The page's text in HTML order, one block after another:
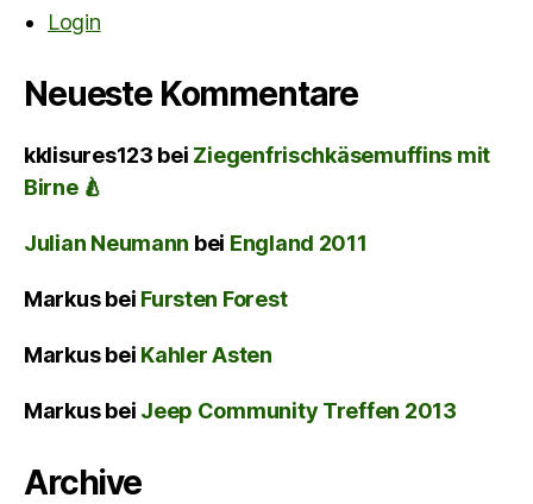
Login
Neueste Kommentare
kklisures123 bei Ziegenfrischkäsemuffins mit
Birne 🍐
Julian Neumann bei England 2011
Markusbei Fursten Forest
Markusbei Kahler Asten
Markusbei Jeep Community Treffen 2013
Archive